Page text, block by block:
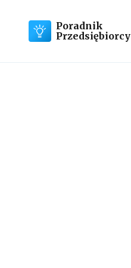
Poradnik
Przedsiębiorcy